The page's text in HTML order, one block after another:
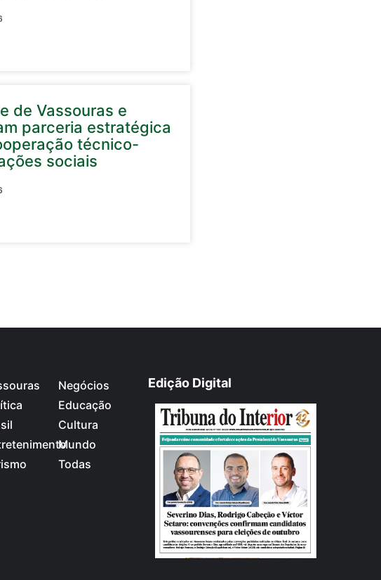
de Vassouras e
parceria estratégica
técnico-
sociais
Negócios
Educação
Cultura
Mundo
Todas
Edição Digital